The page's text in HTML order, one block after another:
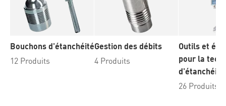
Bouchons d'étanchéité
12 Produits
Gestion des débits
4 Produits
Outils et
pour la
d'étanchéité
26 Produits